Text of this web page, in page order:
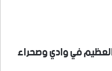
في وادي وصحراء